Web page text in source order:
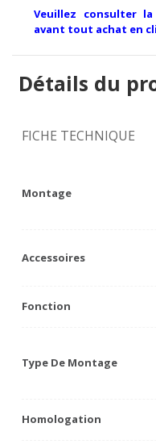
Veuillez consulter
avant tout achat en
Détails du
FICHE TECHNIQUE
Montage
Accessoires
Fonction
Type De Montage
Homologation